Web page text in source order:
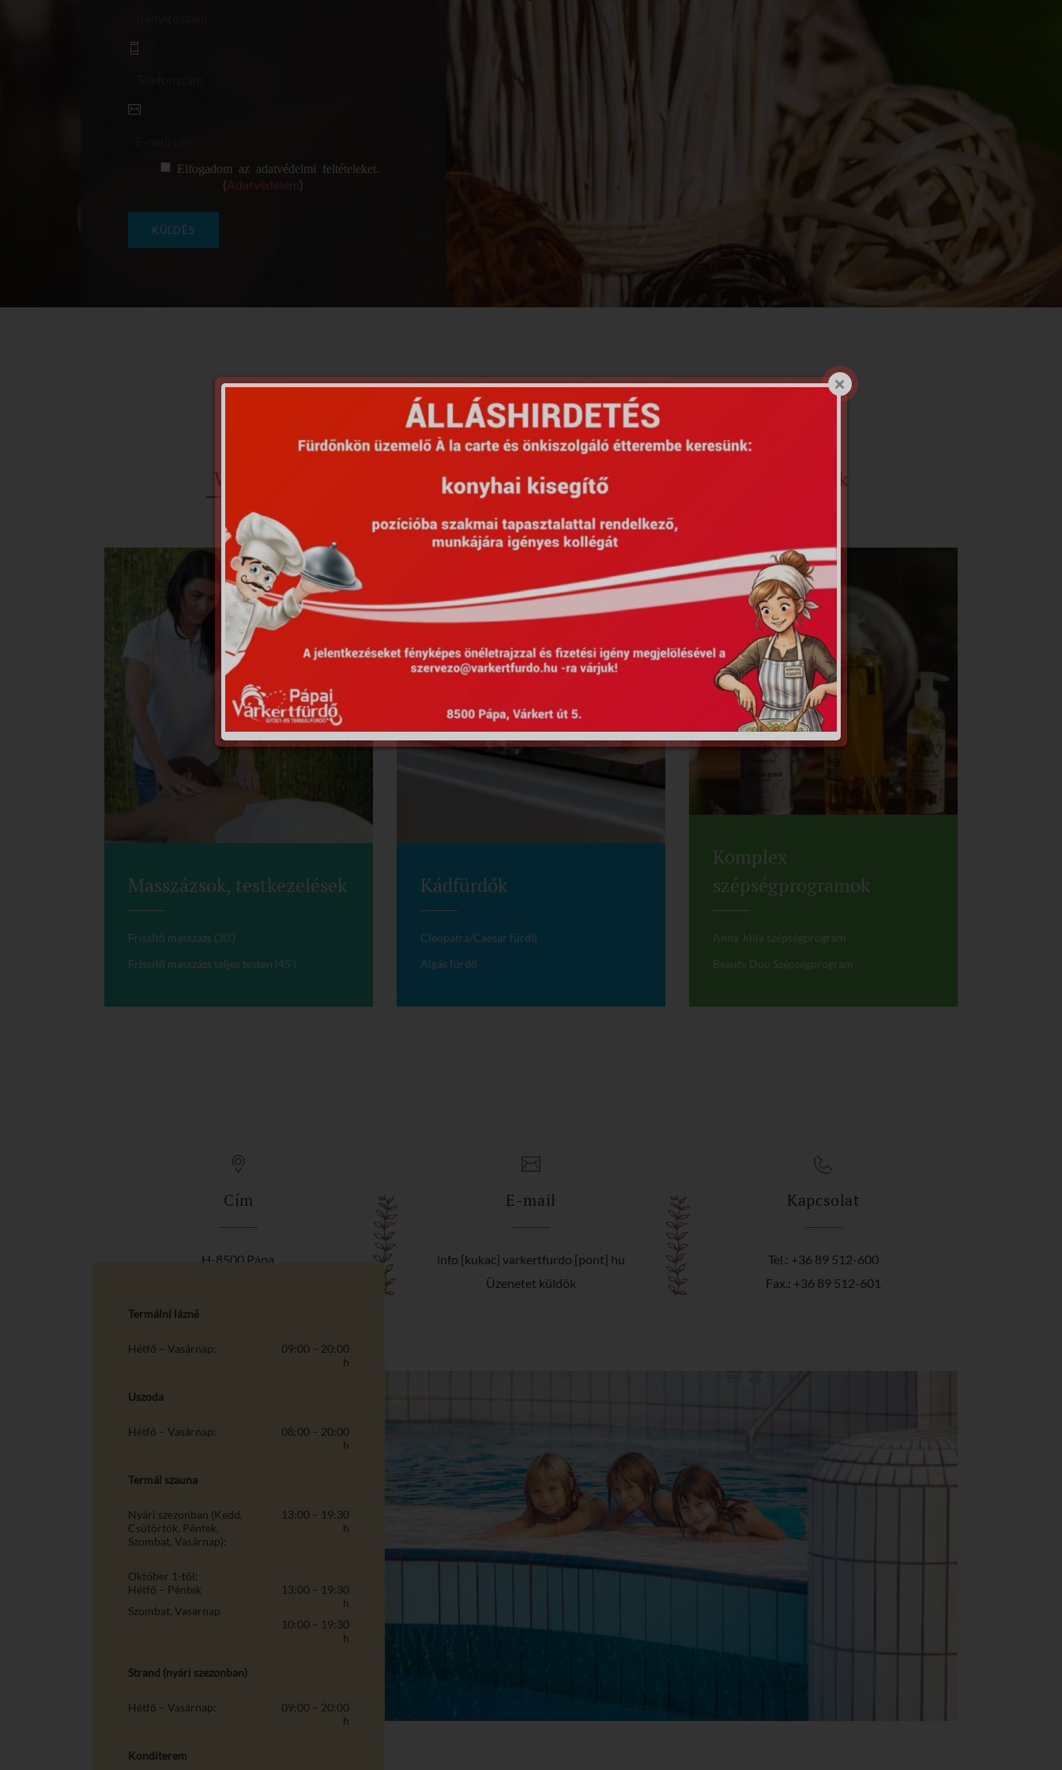
Elfogadom az adatvédelmi feltételeket.
(Adatvédelem)
Népszerű szolgáltatások
Wellness kezelések Gyógykezelések NEAK (OEP) támogatott kezelések
Masszázsok, testkezelések
Frissítő masszázs (30’)
Frissítő masszázs teljes testen (45’)
Kádfürdők
Cleopatra/Caesar fürdő
Algás fürdő
Komplex
szépségprogramok
Anna Júlia szépségprogram
Beauty Duo Szépségprogram
Cím
H-8500 Pápa,
E-mail
info [kukac] varkertfurdo [pont] hu
Üzenetet küldök
Kapcsolat
Tel.: +36 89 512-600
Fax.: +36 89 512-601
Termální lázně
Hétfő – Vasárnap:
09:00 – 20:00
h
Uszoda
Hétfő – Vasárnap:
08:00 – 20:00
h
Termál szauna
Nyári szezonban (Kedd,
Csütörtök, Péntek,
Szombat, Vasárnap):
13:00 – 19:30
h
Október 1-től:
Hétfő – Péntek
Szombat, Vasárnap
13:00 – 19:30
h
10:00 – 19:30
h
Strand (nyári szezonban)
Hétfő – Vasárnap:
09:00 – 20:00
h
Konditerem